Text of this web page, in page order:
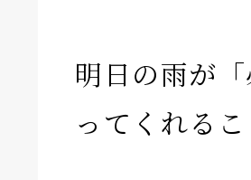
明日の雨が
ってくれる